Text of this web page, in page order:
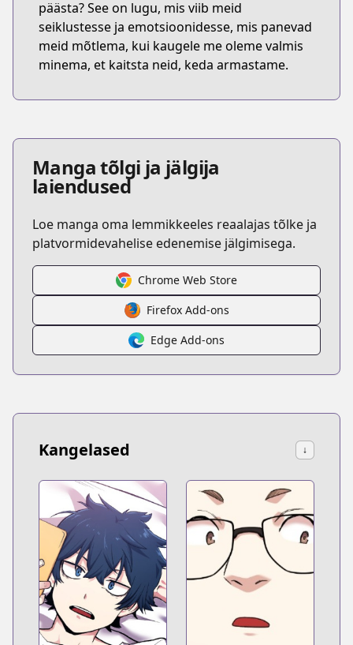
päästa? See on lugu, mis viib meid
seiklustesse ja emotsioonidesse, mis panevad
meid mõtlema, kui kaugele me oleme valmis
minema, et kaitsta neid, keda armastame.
Manga tõlgi ja jälgija
laiendused
Loe manga oma lemmikkeeles reaalajas tõlke ja
platvormidevahelise edenemise jälgimisega.
Chrome Web Store
Firefox Add-ons
Edge Add-ons
Kangelased ↓